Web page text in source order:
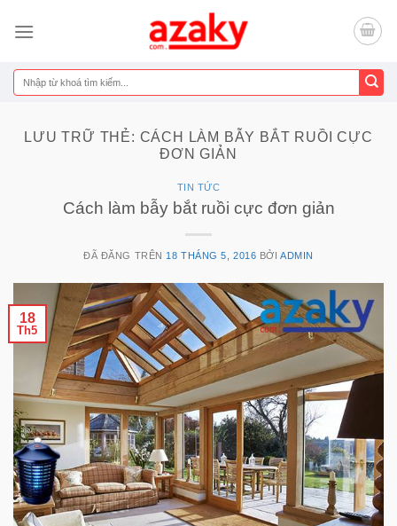
đến
dung
Tìm
kiếm:
LƯU TRỮ THẺ: CÁCH LÀM BẪY BẮT RUỒI CỰC
ĐƠN GIẢN
TIN TỨC
Cách làm bẫy bắt ruồi cực đơn giản
ĐÃ ĐĂNG TRÊN 18 THÁNG 5, 2016 BỞIADMIN
18
Th5